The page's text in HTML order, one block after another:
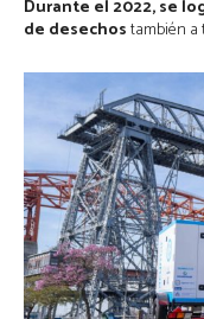
Durante el 2022, se
de desechostambién a